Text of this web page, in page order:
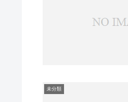
未分類